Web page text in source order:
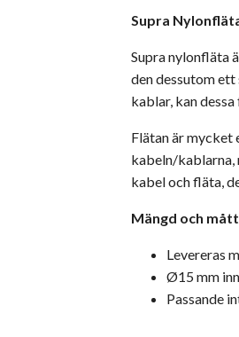
Supra
Supra nylonfläta
den dessutom
kablar, kan
Flätan är mycket
kabeln/kablarna,
kabel och fläta,
Mängd och mått
Levereras
Ø15 mm
Passande